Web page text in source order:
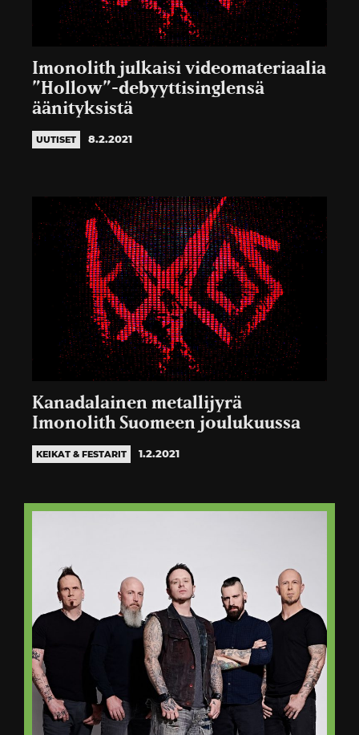
Imonolith julkaisi videomateriaalia
”Hollow”-debyyttisinglensä
äänityksistä
UUTISET 8.2.2021
Kanadalainen metallijyrä
Imonolith Suomeen joulukuussa
KEIKAT & FESTARIT 1.2.2021